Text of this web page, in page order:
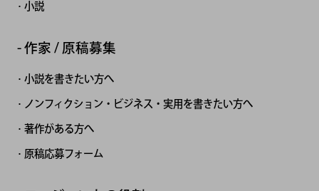
小説
作家 / 原稿募集
小説を書きたい方へ
ノンフィクション・ビジネス・実用を書きたい方へ
著作がある方へ
原稿応募フォーム